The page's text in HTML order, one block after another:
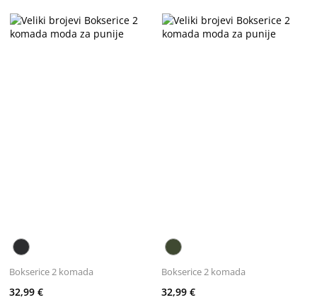
Bokserice 2 komada
32,99 €
Bokserice 2 komada
32,99 €